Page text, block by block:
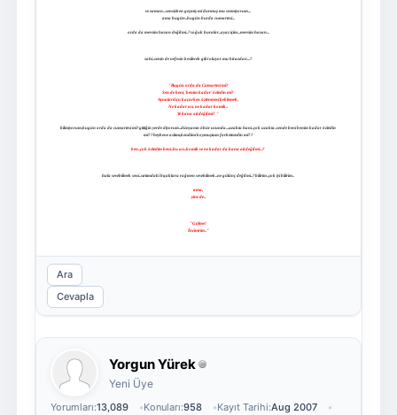
ve zaman...sensizken geçmiş mi durmuş mu sezmiyorum...
ama bugün..bugün burda cumartesi...
orda da mevsim hazan değil mi..?soğuk buralar..ayaz içim...mevsim hazan...
sahi..senin de nefesin kesilecek gibi oluyor mu birazdan...?
"Bugün orda da Cumartesi mi?
Sen de beni, 'benim kadar' özledin mi?
Aynalardan kaçarken özlenmeyi beklemek,
Ne kadar acı, ne kadar komik..
Ve bana ait değil mi? "
bilmiyorum,bugün orda da cumartesi mi?gittiğin yerde diyorum..dünyanın öbür ucunda...uzakta hani..çok uzakta..sende beni benim kadar özledin
mi??heybene aslımı,kendimi koymuştum farketmedin mi??
ben..çok özledim beni..bu acı..komik ve ne kadar da bana ait değil mi...?
hala sevebilmek seni..sırtımdaki bıçaklara rağmen sevebilmek..ne gülünç değil mi..?bilirim..çok iyi bilirim..
ama,
yine de..
"Gülme!
İncinirim.."
Ara
Cevapla
Yorgun Yürek
Yeni Üye
Yorumları:13,089 Konuları:958 Kayıt Tarihi:Aug 2007